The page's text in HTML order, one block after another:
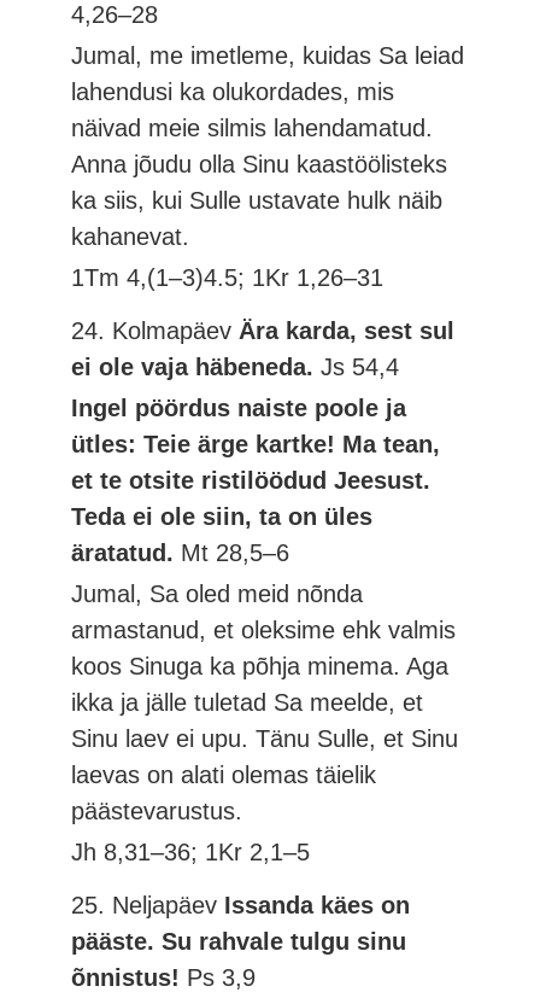
4,26–28
Jumal, me imetleme, kuidas Sa leiad
lahendusi ka olukordades, mis
näivad meie silmis lahendamatud.
Anna jõudu olla Sinu kaastöölisteks
ka siis, kui Sulle ustavate hulk näib
kahanevat.
1Tm 4,(1–3)4.5; 1Kr 1,26–31
24. Kolmapäev Ära karda, sest sul
ei ole vaja häbeneda.Js 54,4
Ingel pöördus naiste poole ja
ütles: Teie ärge kartke! Ma tean,
et te otsite ristilöödud Jeesust.
Teda ei ole siin, ta on üles
äratatud. Mt 28,5–6
Jumal, Sa oled meid nõnda
armastanud, et oleksime ehk valmis
koos Sinuga ka põhja minema. Aga
ikka ja jälle tuletad Sa meelde, et
Sinu laev ei upu. Tänu Sulle, et Sinu
laevas on alati olemas täielik
päästevarustus.
Jh 8,31–36; 1Kr 2,1–5
25. Neljapäev Issanda käes on
pääste. Su rahvale tulgu sinu
õnnistus! Ps 3,9